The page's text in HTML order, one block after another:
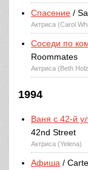
Спасение /
Актриса (Carol
Соседи по
Roommates
Актриса (Beth
1994
Ваня с 42-й
42nd Street
Актриса (Yelena)
Афиша /